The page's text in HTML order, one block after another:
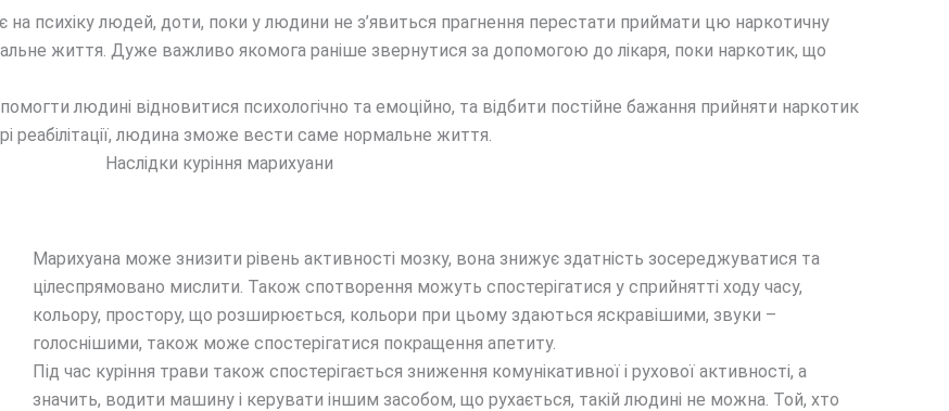
на психіку людей, доти, поки у людини не з’явиться прагнення перестати приймати цю наркотичну
життя. Дуже важливо якомога раніше звернутися за допомогою до лікаря, поки наркотик, що
людині відновитися психологічно та емоційно, та відбити постійне бажання прийняти наркотик
реабілітації, людина зможе вести саме нормальне життя.
Наслідки куріння марихуани
Марихуана може знизити рівень активності мозку, вона знижує здатність зосереджуватися та
цілеспрямовано мислити. Також спотворення можуть спостерігатися у сприйнятті ходу часу,
кольору, простору, що розширюється, кольори при цьому здаються яскравішими, звуки –
голоснішими, також може спостерігатися покращення апетиту.
Під час куріння трави також спостерігається зниження комунікативної і рухової активності, а
значить, водити машину і керувати іншим засобом, що рухається, такій людині не можна. Той, хто